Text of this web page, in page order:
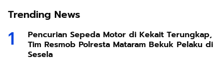
Trending News
Pencurian Sepeda Motor di Kekait Terungkap,
Tim Resmob Polresta Mataram Bekuk Pelaku di
Sesela